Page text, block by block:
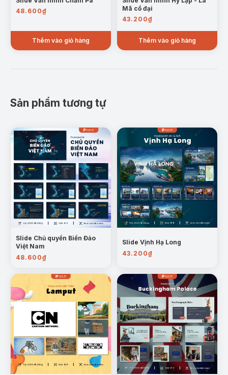
48.600₫
Thêm vào giỏ hàng
Mã cổ đại
43.200₫
Thêm vào giỏ hàng
Sản phẩm tương tự
Slide Chủ quyền Biển Đảo
Việt Nam
48.600₫
Slide Vịnh Hạ Long
43.200₫